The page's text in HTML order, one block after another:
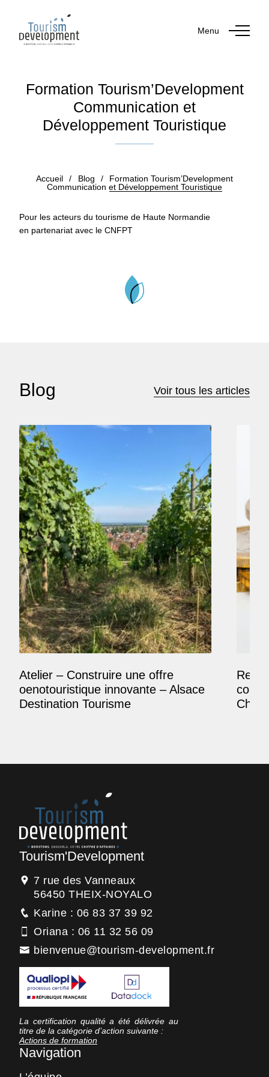
Menu
Formation Tourism’Development
Communication et
Développement Touristique
Accueil / Blog /
Formation Tourism’Development
Communication et Développement Touristique
Pour les acteurs du tourisme de Haute Normandie
en partenariat avec le CNFPT
Blog Voir tous les articles
Atelier – Construire une offre
oenotouristique innovante – Alsace
Destination Tourisme
Tourism'Development
7 rue des Vanneaux
56450 THEIX-NOYALO
Karine : 06 83 37 39 92
Oriana : 06 11 32 56 09
bienvenue@tourism-development.fr
La certification qualité a été délivrée au
titre de la catégorie d’action suivante :
Actions de formation
Navigation